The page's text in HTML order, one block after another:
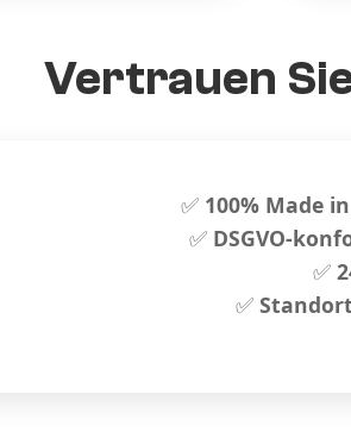
Vertrauen
✅ 100% Made
✅ DSGVO-
✅
✅